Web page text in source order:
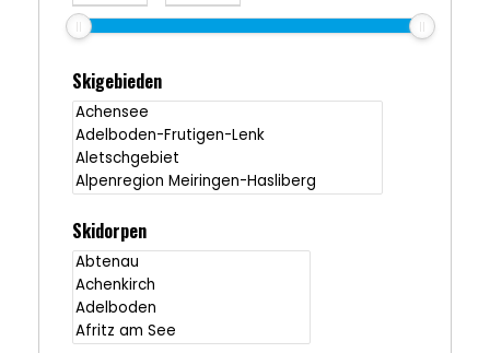
Skigebieden
Skidorpen